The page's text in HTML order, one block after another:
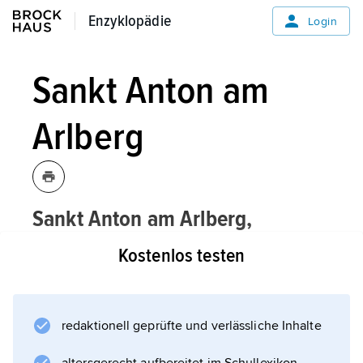
Enzyklopädie
Enzyklopädie Login
Sankt Anton am
Arlberg
Sankt Anton am Arlberg,
Fremdenverkehrsort im Bezirk Landeck,
Tirol, Österreich, 1 300 m über dem
(Arlbergbahn und -straße folgend), am
östlichen Eingang zum
Kostenlos testen
redaktionell geprüfte und verlässliche Inhalte